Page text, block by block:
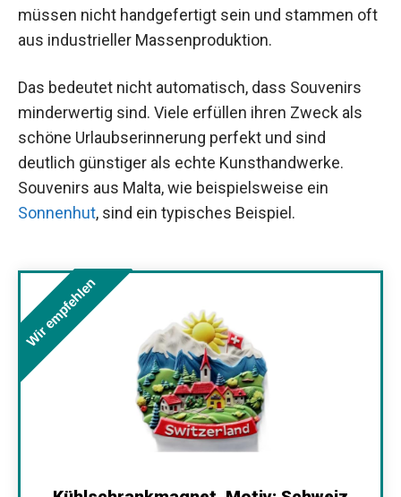
müssen nicht handgefertigt sein und stammen oft
aus industrieller Massenproduktion.
Das bedeutet nicht automatisch, dass Souvenirs
minderwertig sind. Viele erfüllen ihren Zweck als
schöne Urlaubserinnerung perfekt und sind
deutlich günstiger als echte Kunsthandwerke.
Souvenirs aus Malta, wie beispielsweise ein
Sonnenhut, sind ein typisches Beispiel.
Wir empfehlen